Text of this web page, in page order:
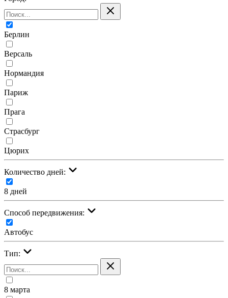
Берлин
Версаль
Нормандия
Париж
Прага
Страсбург
Цюрих
Количество дней:
8 дней
Cпособ передвижения:
Автобус
Тип:
8 марта